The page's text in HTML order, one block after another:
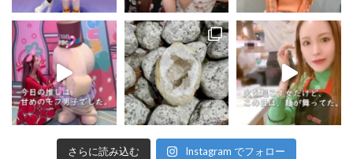
さらに読み込む Instagram でフォロー